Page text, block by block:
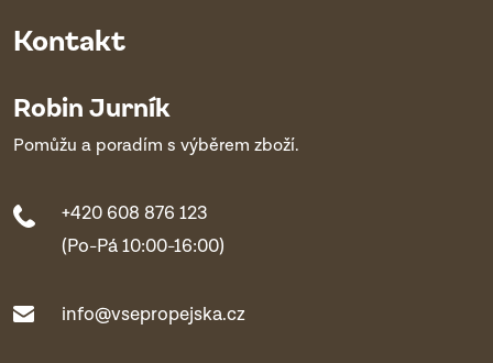
Kontakt
Robin Jurník
Pomůžu a poradím s výběrem zboží.
+420 608 876 123
(Po-Pá 10:00-16:00)
info@vsepropejska.cz